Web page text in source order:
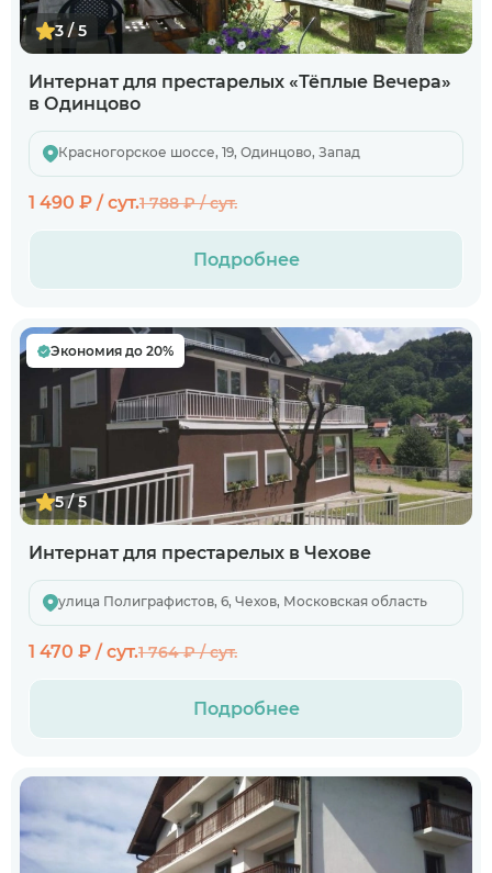
3 / 5
Интернат для престарелых «Тёплые Вечера»
в Одинцово
Красногорское шоссе, 19, Одинцово, Запад
1 490 ₽ / сут.1 788 ₽ / сут.
Подробнее
Экономия до 20%
5 / 5
Интернат для престарелых в Чехове
улица Полиграфистов, 6, Чехов, Московская область
1 470 ₽ / сут.1 764 ₽ / сут.
Подробнее